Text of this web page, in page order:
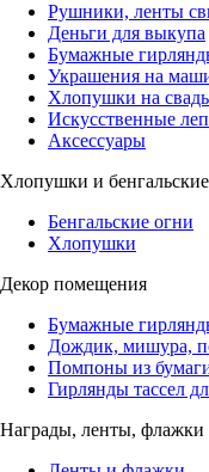
Рушники, ленты
Деньги для выкупа
Бумажные
Украшения на
Хлопушки на
Искусственные
Аксессуары
Хлопушки и
Бенгальские огни
Хлопушки
Декор помещения
Бумажные
Дождик, мишура,
Помпоны из
Гирлянды тассел
Награды, ленты, флажки